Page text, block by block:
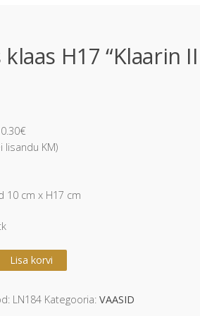
klaas H17 “Klaarin
lisandu KM)
10 cm x H17 cm
Lisa korvi
LN184 Kategooria: VAASID